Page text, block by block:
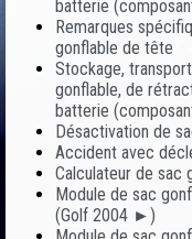
batterie
Remarques
gonflable de tête
Stockage,
gonflable, de
batterie
Désactivation de
Accident avec
Calculateur de sac
Module de sac
(Golf 2004 ►)